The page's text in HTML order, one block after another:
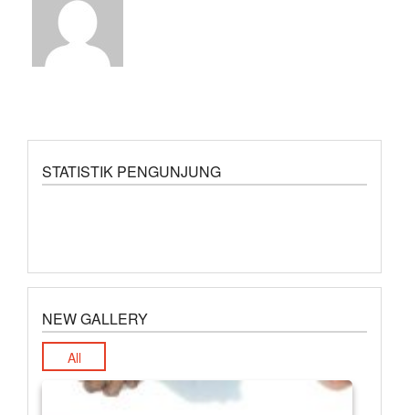
STATISTIK PENGUNJUNG
NEW GALLERY
All